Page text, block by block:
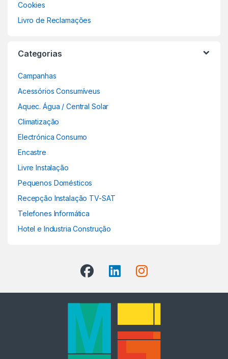
Cookies
Livro de Reclamações
Categorias
Campanhas
Acessórios Consumíveus
Aquec. Água / Central Solar
Climatização
Electrónica Consumo
Encastre
Livre Instalação
Pequenos Domésticos
Recepção Instalação TV-SAT
Telefones Informática
Hotel e Industria Construção